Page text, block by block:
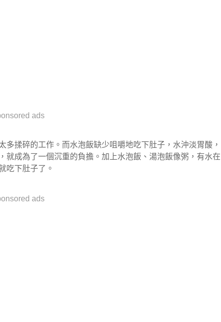
ads
揉碎的工作。而水泡飯缺少咀嚼地吃下肚子，水沖淡胃酸，
就成為了一個沉重的負擔。加上水泡飯、湯泡飯像粥，有水在
吃下肚子了。
ads